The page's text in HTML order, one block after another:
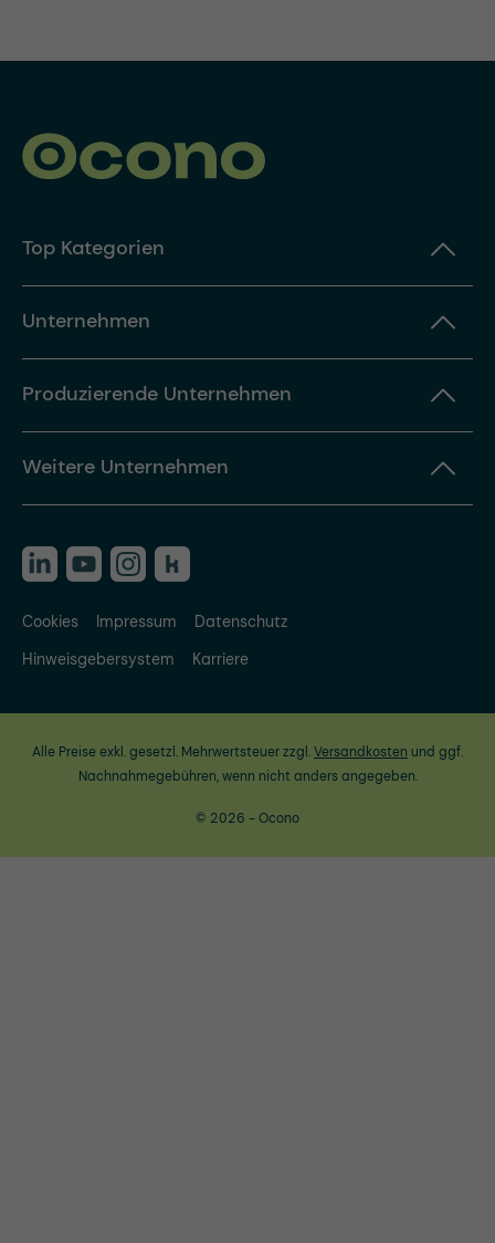
Top Kategorien
Unternehmen
Produzierende Unternehmen
Weitere Unternehmen
Cookies Impressum
Datenschutz
Hinweisgebersystem
Karriere
Alle Preise exkl. gesetzl. Mehrwertsteuer zzgl.Versandkosten und ggf.
Nachnahmegebühren, wenn nicht anders angegeben.
© 2026 - Ocono